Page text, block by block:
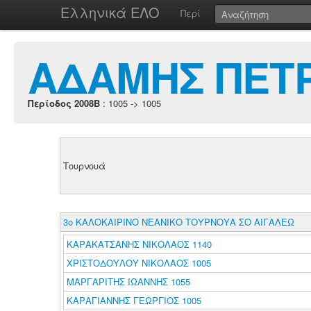
Ελληνικά ΕΛΟ Περί
ΑΔΑΜΗΣ
Περίοδος 2008B : 1005 -> 1005
Τουρνουά
3ο ΚΑΛΟΚΑΙΡΙΝΟ ΝΕΑΝΙΚΟ ΤΟΥΡΝΟΥΑ ΣΟ ΑΙΓΑΛΕΩ
ΚΑΡΑΚΑΤΣΑΝΗΣ ΝΙΚΟΛΑΟΣ 1140
ΧΡΙΣΤΟΔΟΥΛΟΥ ΝΙΚΟΛΑΟΣ 1005
ΜΑΡΓΑΡΙΤΗΣ ΙΩΑΝΝΗΣ 1055
ΚΑΡΑΓΙΑΝΝΗΣ ΓΕΩΡΓΙΟΣ 1005